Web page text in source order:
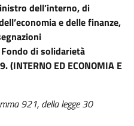
dell’interno, di
e delle finanze,
di solidarietà
(INTERNO ED ECONOMIA E
921, della legge 30